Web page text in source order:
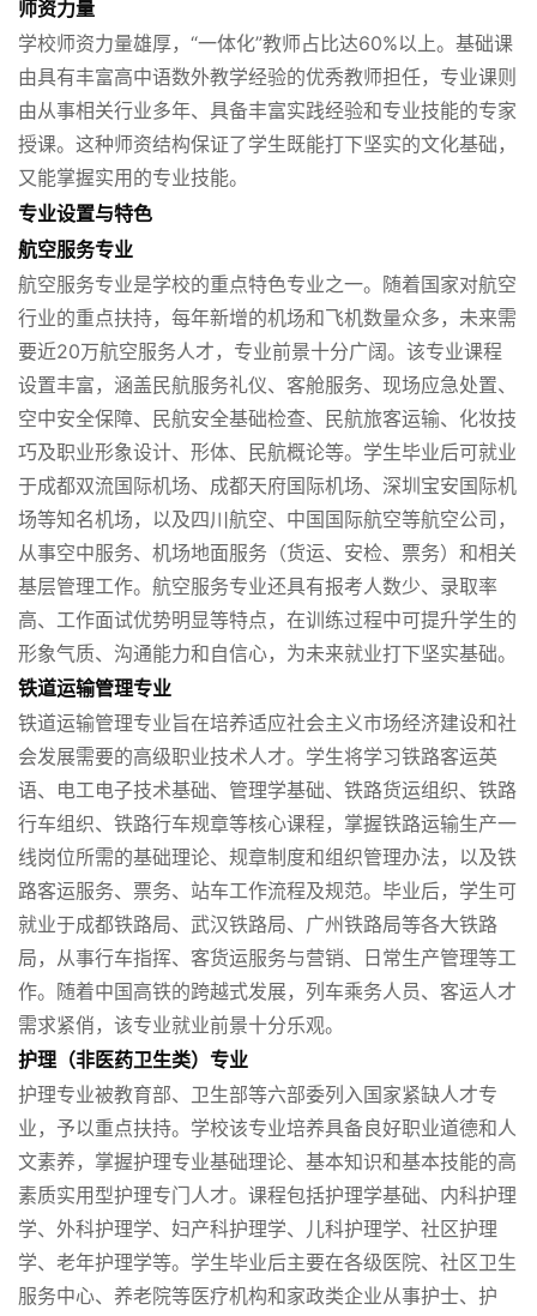
师资力量
学校师资力量雄厚，“一体化”教师占比达60%以上。基础课
由具有丰富高中语数外教学经验的优秀教师担任，专业课则
由从事相关行业多年、具备丰富实践经验和专业技能的专家
授课。这种师资结构保证了学生既能打下坚实的文化基础，
又能掌握实用的专业技能。
专业设置与特色
航空服务专业
航空服务专业是学校的重点特色专业之一。随着国家对航空
行业的重点扶持，每年新增的机场和飞机数量众多，未来需
要近20万航空服务人才，专业前景十分广阔。该专业课程
设置丰富，涵盖民航服务礼仪、客舱服务、现场应急处置、
空中安全保障、民航安全基础检查、民航旅客运输、化妆技
巧及职业形象设计、形体、民航概论等。学生毕业后可就业
于成都双流国际机场、成都天府国际机场、深圳宝安国际机
场等知名机场，以及四川航空、中国国际航空等航空公司，
从事空中服务、机场地面服务（货运、安检、票务）和相关
基层管理工作。航空服务专业还具有报考人数少、录取率
高、工作面试优势明显等特点，在训练过程中可提升学生的
形象气质、沟通能力和自信心，为未来就业打下坚实基础。
铁道运输管理专业
铁道运输管理专业旨在培养适应社会主义市场经济建设和社
会发展需要的高级职业技术人才。学生将学习铁路客运英
语、电工电子技术基础、管理学基础、铁路货运组织、铁路
行车组织、铁路行车规章等核心课程，掌握铁路运输生产一
线岗位所需的基础理论、规章制度和组织管理办法，以及铁
路客运服务、票务、站车工作流程及规范。毕业后，学生可
就业于成都铁路局、武汉铁路局、广州铁路局等各大铁路
局，从事行车指挥、客货运服务与营销、日常生产管理等工
作。随着中国高铁的跨越式发展，列车乘务人员、客运人才
需求紧俏，该专业就业前景十分乐观。
护理（非医药卫生类）专业
护理专业被教育部、卫生部等六部委列入国家紧缺人才专
业，予以重点扶持。学校该专业培养具备良好职业道德和人
文素养，掌握护理专业基础理论、基本知识和基本技能的高
素质实用型护理专门人才。课程包括护理学基础、内科护理
学、外科护理学、妇产科护理学、儿科护理学、社区护理
学、老年护理学等。学生毕业后主要在各级医院、社区卫生
服务中心、养老院等医疗机构和家政类企业从事护士、护